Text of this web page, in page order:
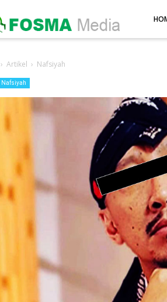
› Artikel › Nafsiyah
Nafsiyah